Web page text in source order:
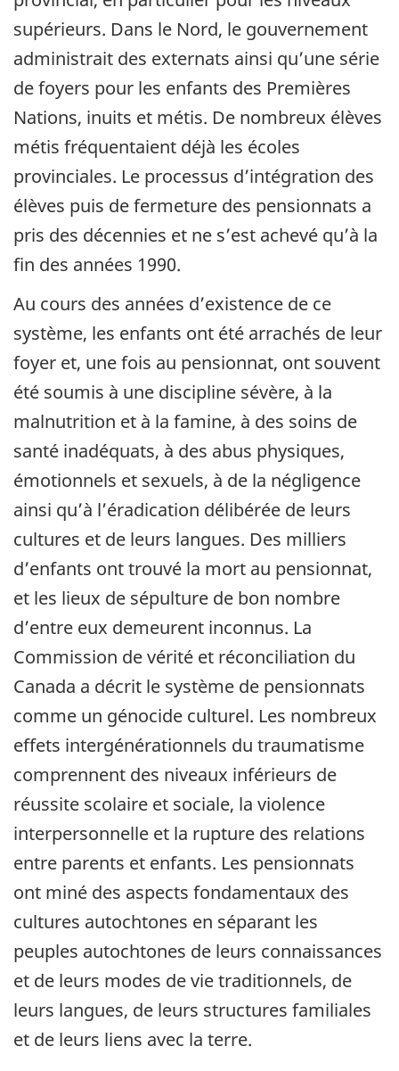
supérieurs. Dans le Nord, le gouvernement
administrait des externats ainsi qu’une série
de foyers pour les enfants des Premières
Nations, inuits et métis. De nombreux élèves
métis fréquentaient déjà les écoles
provinciales. Le processus d’intégration des
élèves puis de fermeture des pensionnats a
pris des décennies et ne s’est achevé qu’à la
fin des années 1990.
Au cours des années d’existence de ce
système, les enfants ont été arrachés de leur
foyer et, une fois au pensionnat, ont souvent
été soumis à une discipline sévère, à la
malnutrition et à la famine, à des soins de
santé inadéquats, à des abus physiques,
émotionnels et sexuels, à de la négligence
ainsi qu’à l’éradication délibérée de leurs
cultures et de leurs langues. Des milliers
d’enfants ont trouvé la mort au pensionnat,
et les lieux de sépulture de bon nombre
d’entre eux demeurent inconnus. La
Commission de vérité et réconciliation du
Canada a décrit le système de pensionnats
comme un génocide culturel. Les nombreux
effets intergénérationnels du traumatisme
comprennent des niveaux inférieurs de
réussite scolaire et sociale, la violence
interpersonnelle et la rupture des relations
entre parents et enfants. Les pensionnats
ont miné des aspects fondamentaux des
cultures autochtones en séparant les
peuples autochtones de leurs connaissances
et de leurs modes de vie traditionnels, de
leurs langues, de leurs structures familiales
et de leurs liens avec la terre.